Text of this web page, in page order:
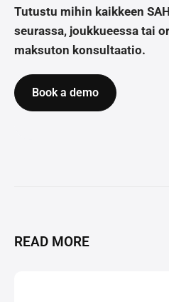
Tutustu mihin kaikkeen
seurassa, joukkueessa tai
maksuton konsultaatio.
Book a demo
READ MORE